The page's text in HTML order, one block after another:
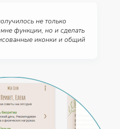
не только
функции, но и сделать
иконки и общий